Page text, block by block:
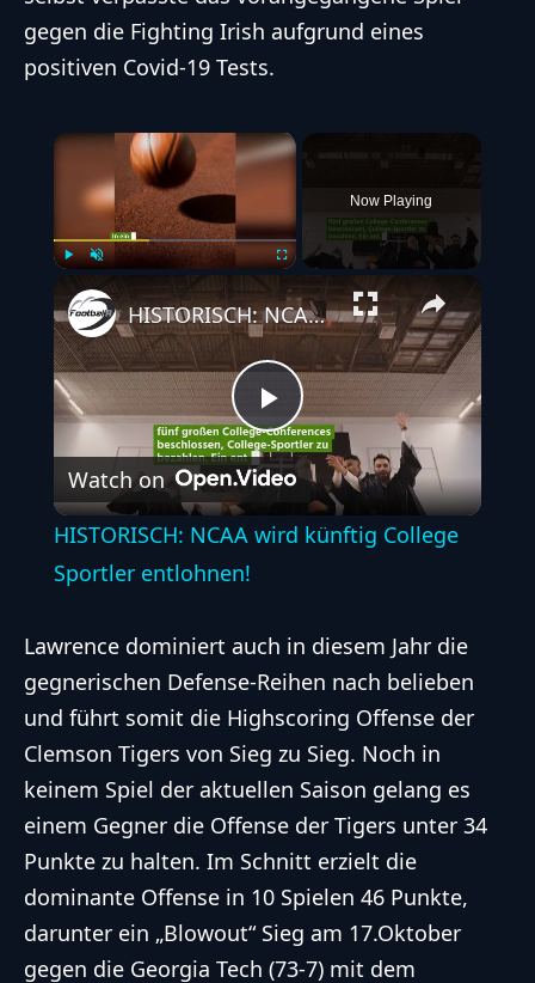
gegen die Fighting Irish aufgrund eines
positiven Covid-19 Tests.
×
Now Playing
Play
Video
HISTORISCH: NCAA wird künftig College Sportler entlohnen!
Watch on
HISTORISCH: NCAA wird künftig College
Sportler entlohnen!
Lawrence dominiert auch in diesem Jahr die
gegnerischen Defense-Reihen nach belieben
und führt somit die Highscoring Offense der
Clemson Tigers von Sieg zu Sieg. Noch in
keinem Spiel der aktuellen Saison gelang es
einem Gegner die Offense der Tigers unter 34
Punkte zu halten. Im Schnitt erzielt die
dominante Offense in 10 Spielen 46 Punkte,
darunter ein „Blowout“ Sieg am 17.Oktober
gegen die Georgia Tech (73-7) mit dem